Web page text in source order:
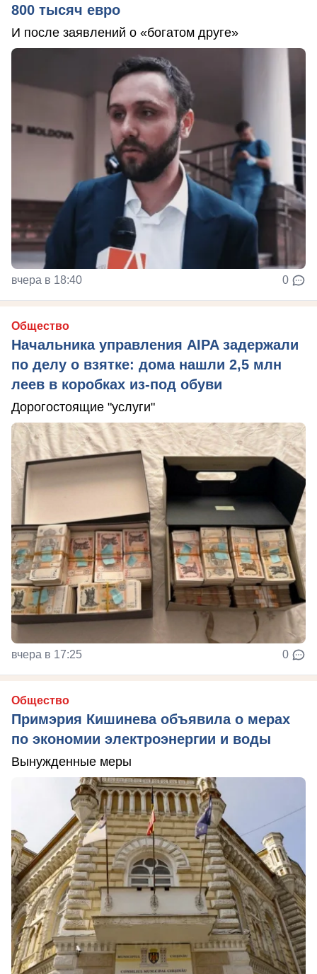
800 тысяч евро
И после заявлений о «богатом друге»
вчера в 18:40 0
Общество
Начальника управления AIPA задержали
по делу о взятке: дома нашли 2,5 млн
леев в коробках из-под обуви
Дорогостоящие "услуги"
вчера в 17:25 0
Общество
Примэрия Кишинева объявила о мерах
по экономии электроэнергии и воды
Вынужденные меры